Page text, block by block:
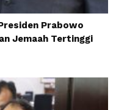
Prabowo
Jemaah Tertinggi